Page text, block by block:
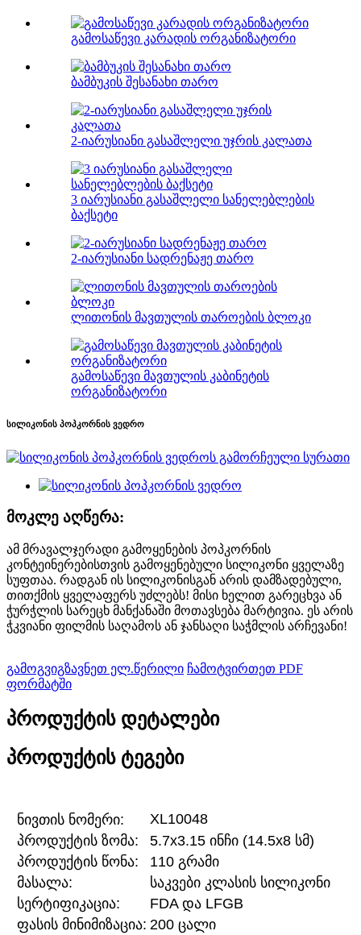
გამოსაწევი კარადის ორგანიზატორი
ბამბუკის შესანახი თარო
2-იარუსიანი გასაშლელი უჯრის კალათა
3 იარუსიანი გასაშლელი სანელებლების
ბაქსეტი
2-იარუსიანი სადრენაჟე თარო
ლითონის მავთულის თაროების ბლოკი
გამოსაწევი მავთულის კაბინეტის
ორგანიზატორი
სილიკონის პოპკორნის ვედრო
მოკლე აღწერა:
ამ მრავალჯერადი გამოყენების პოპკორნის
კონტეინერებისთვის გამოყენებული სილიკონი ყველაზე
სუფთაა. რადგან ის სილიკონისგან არის დამზადებული,
თითქმის ყველაფერს უძლებს! მისი ხელით გარეცხვა ან
ჭურჭლის სარეცხ მანქანაში მოთავსება მარტივია. ეს არის
ჭკვიანი ფილმის საღამოს ან ჯანსაღი საჭმლის არჩევანი!
გამოგვიგზავნეთ ელ.წერილი ჩამოტვირთეთ PDF
ფორმატში
პროდუქტის დეტალები
პროდუქტის ტეგები
ნივთის ნომერი:
XL10048
პროდუქტის ზომა:
5.7x3.15 ინჩი (14.5x8 სმ)
პროდუქტის წონა:
110 გრამი
მასალა:
საკვები კლასის სილიკონი
სერტიფიკაცია:
FDA და LFGB
ფასის მინიმიზაცია: 200 ცალი